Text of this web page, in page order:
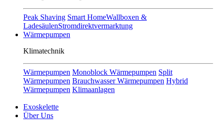
Peak Shaving Smart HomeWallboxen &
LadesäulenStromdirektvermarktung
Wärmepumpen
Klimatechnik
Wärmepumpen Monoblock Wärmepumpen Split
Wärmepumpen Brauchwasser Wärmepumpen Hybrid
Wärmepumpen Klimaanlagen
Exoskelette
Über Uns